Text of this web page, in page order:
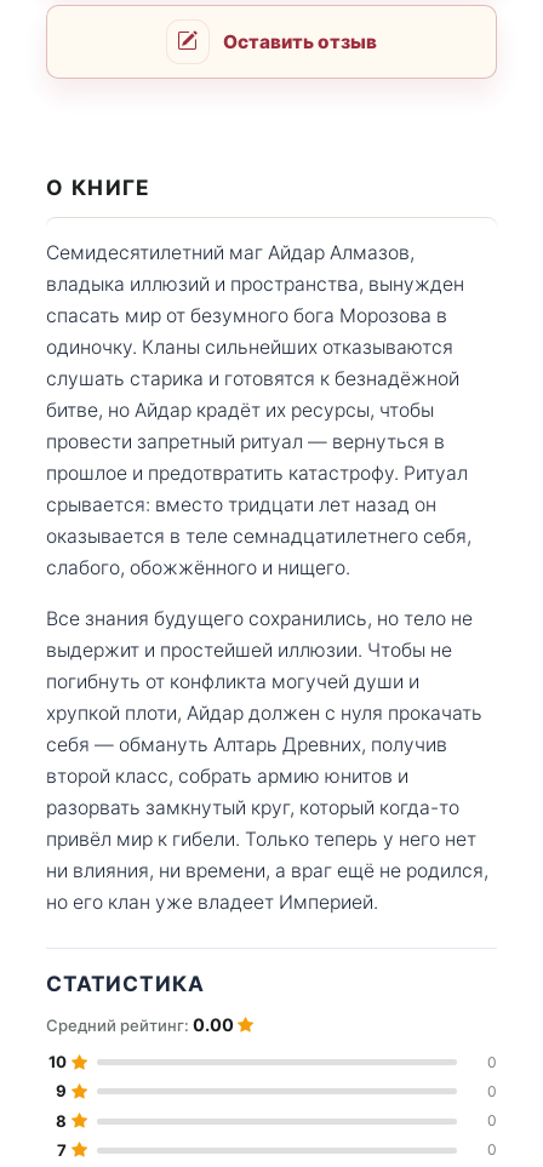
Оставить отзыв
О КНИГЕ
Семидесятилетний маг Айдар Алмазов,
владыка иллюзий и пространства, вынужден
спасать мир от безумного бога Морозова в
одиночку. Кланы сильнейших отказываются
слушать старика и готовятся к безнадёжной
битве, но Айдар крадёт их ресурсы, чтобы
провести запретный ритуал — вернуться в
прошлое и предотвратить катастрофу. Ритуал
срывается: вместо тридцати лет назад он
оказывается в теле семнадцатилетнего себя,
слабого, обожжённого и нищего.
Все знания будущего сохранились, но тело не
выдержит и простейшей иллюзии. Чтобы не
погибнуть от конфликта могучей души и
хрупкой плоти, Айдар должен с нуля прокачать
себя — обмануть Алтарь Древних, получив
второй класс, собрать армию юнитов и
разорвать замкнутый круг, который когда-то
привёл мир к гибели. Только теперь у него нет
ни влияния, ни времени, а враг ещё не родился,
но его клан уже владеет Империей.
СТАТИСТИКА
Средний рейтинг: 0.00
10 0
9 0
8 0
7 0